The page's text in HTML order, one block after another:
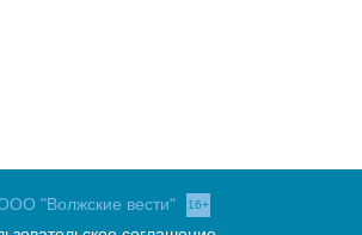
"Волжские вести" 16+